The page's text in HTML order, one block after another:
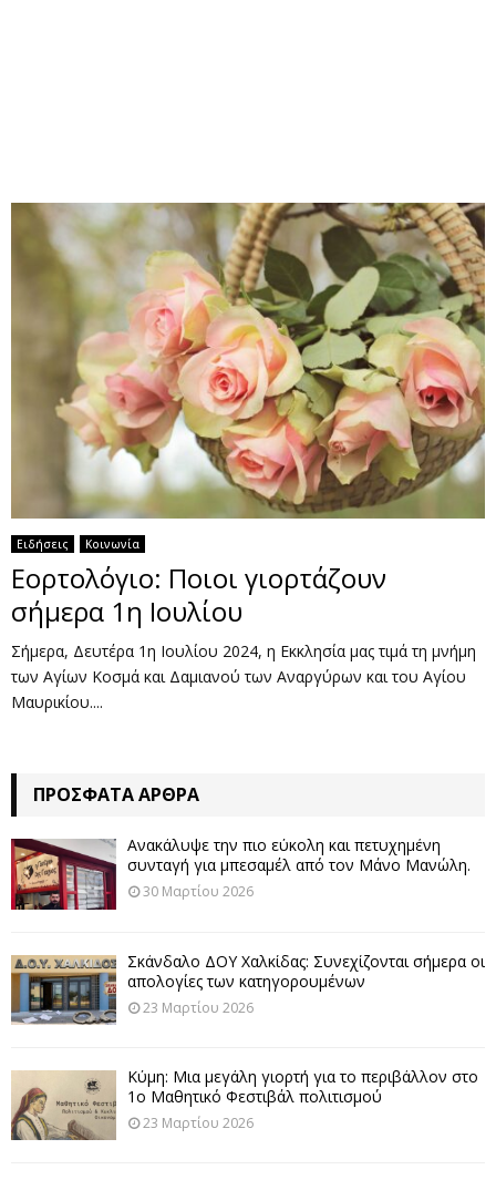
U
Ειδήσεις Κοινωνία
Εορτολόγιο: Ποιοι γιορτάζουν
σήμερα 1η Ιουλίου
Σήμερα, Δευτέρα 1η Ιουλίου 2024, η Εκκλησία μας τιμά τη μνήμη
των Αγίων Κοσμά και Δαμιανού των Αναργύρων και του Αγίου
Μαυρικίου....
ΠΡΌΣΦΑΤΑ ΆΡΘΡΑ
Ανακάλυψε την πιο εύκολη και πετυχημένη
συνταγή για μπεσαμέλ από τον Μάνο Μανώλη.
30 Μαρτίου 2026
Σκάνδαλο ΔΟΥ Χαλκίδας: Συνεχίζονται σήμερα οι
απολογίες των κατηγορουμένων
23 Μαρτίου 2026
Κύμη: Μια μεγάλη γιορτή για το περιβάλλον στο
1ο Μαθητικό Φεστιβάλ πολιτισμού
23 Μαρτίου 2026